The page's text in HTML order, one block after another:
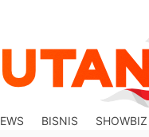
BISNIS SHOWBIZ